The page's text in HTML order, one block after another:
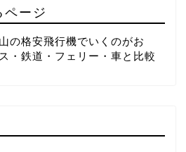
ページ
の格安飛行機でいくのがお
・鉄道・フェリー・車と比較